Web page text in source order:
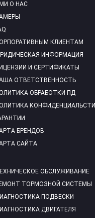
О НАС
ОБСЛУЖИВАНИЕ
ТОРМОЗНОЙ СИСТЕМЫ
ПОДВЕСКИ
ДВИГАТЕЛЯ
КЛИЕНТАМ
ИНФОРМАЦИЯ
И СЕРТИФИКАТЫ
ОТВЕТСТВЕННОСТЬ
ОБРАБОТКИ ПД
КОНФИДЕНЦИАЛЬСТИ
БРЕНДОВ
САЙТА